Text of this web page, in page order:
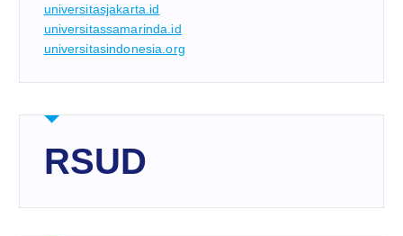
universitasjakarta.id
universitassamarinda.id
universitasindonesia.org
RSUD